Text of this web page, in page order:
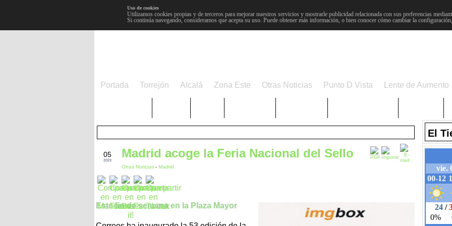
Uso de cookies
Utilizamos cookies propias y de terceros para mejorar nuestros servicios y mostrarle publicidad relacionada con sus preferencias
Si continúa navegando, consideramos que acepta su uso. Puede obtener más información, o bien conocer cómo cambiar la
Portada Torrejón Alcalá Zona Este Otras Noticias Punto D Vista Lente de Aumento
05
2023
Madrid acoge la Feria Nacional del Sello
Otras Noticias - Madrid
Este fin de semana en la Plaza Mayor
El